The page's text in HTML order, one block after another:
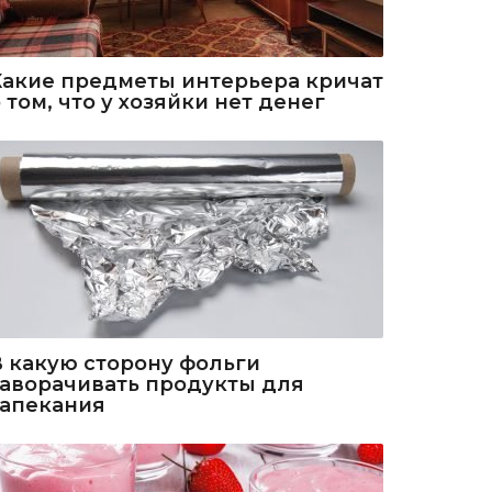
предметы интерьера кричат
том, что у хозяйки нет денег
какую сторону фольги
продукты для